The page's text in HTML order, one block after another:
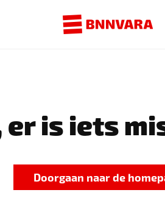
er is iets
Doorgaan naar de